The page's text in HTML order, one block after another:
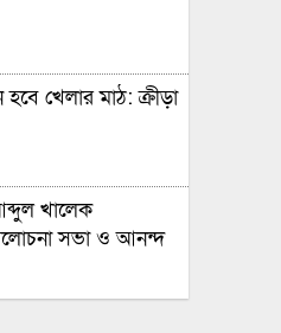
হবে খেলার মাঠ: ক্রীড়া
খালেক
সভা ও আনন্দ